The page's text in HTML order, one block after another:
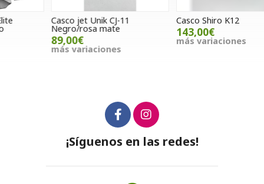
Casco jet Unik CJ-11
Negro/rosa mate
más variaciones
Casco Shiro K12
más variaciones
¡Síguenos en las redes!